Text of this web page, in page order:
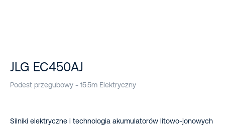
JLG EC450AJ
Podest przegubowy - 15.5m Elektryczny
Silniki elektryczne i technologia akumulatorów litowo-jonowych